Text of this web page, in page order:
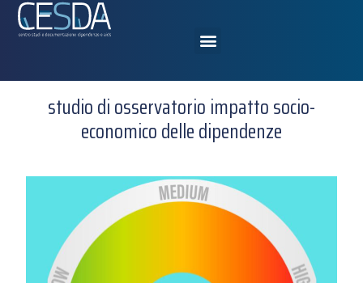
studio di osservatorio impatto socio-
economico delle dipendenze